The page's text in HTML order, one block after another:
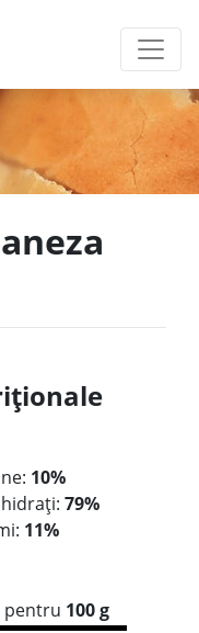
10%
79%
11%
pentru 100 g